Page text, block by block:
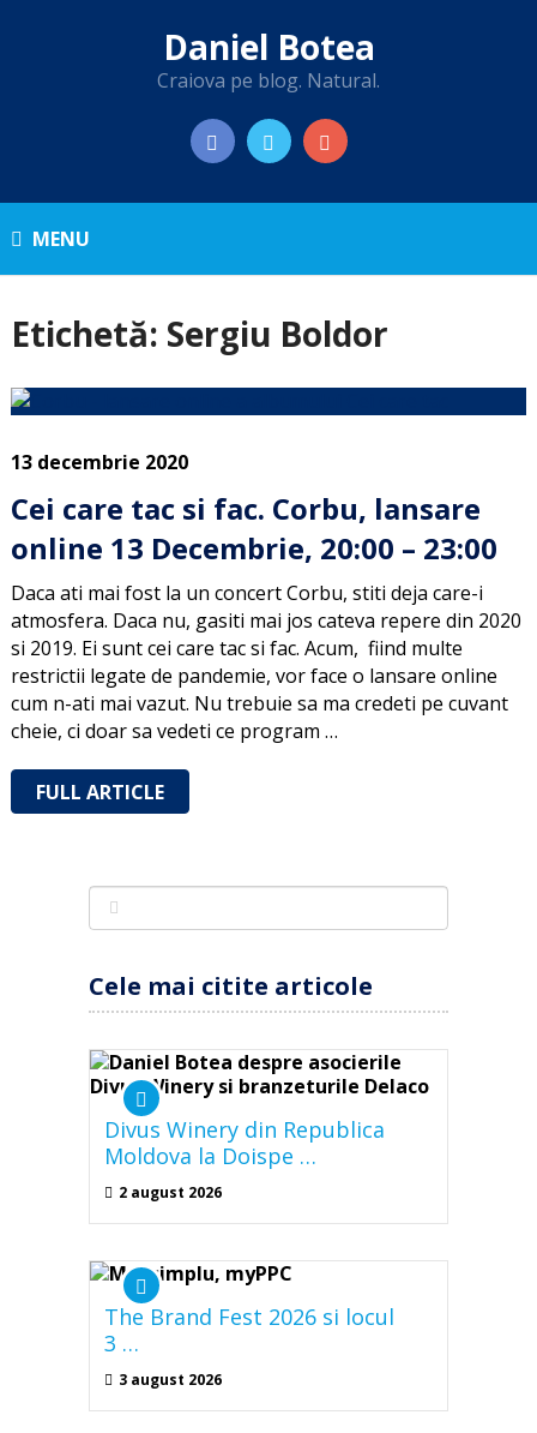
Daniel Botea
Craiova pe blog. Natural.
MENU
Etichetă: Sergiu Boldor
13 decembrie 2020
Cei care tac si fac. Corbu, lansare
online 13 Decembrie, 20:00 – 23:00
Daca ati mai fost la un concert Corbu, stiti deja care-i
atmosfera. Daca nu, gasiti mai jos cateva repere din 2020
si 2019. Ei sunt cei care tac si fac. Acum, fiind multe
restrictii legate de pandemie, vor face o lansare online
cum n-ati mai vazut. Nu trebuie sa ma credeti pe cuvant
cheie, ci doar sa vedeti ce program …
FULL ARTICLE
Cele mai citite articole
Divus Winery din Republica
Moldova la Doispe …
2 august 2026
The Brand Fest 2026 si locul
3 …
3 august 2026